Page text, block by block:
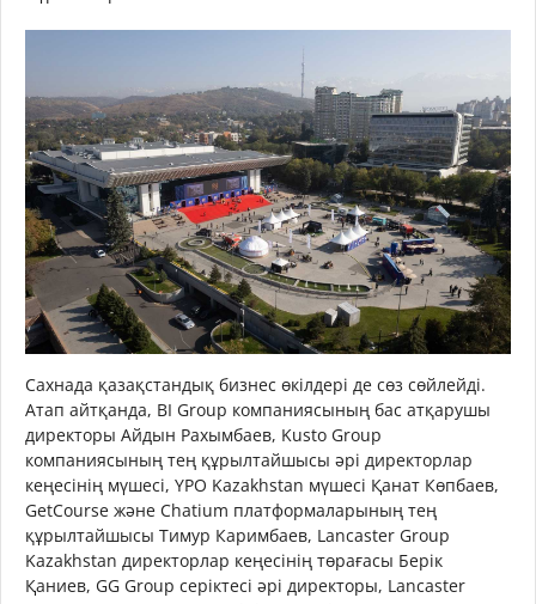
Сахнада қазақстандық бизнес өкілдері де сөз сөйлейді.
Атап айтқанда, BI Group компаниясының бас атқарушы
директоры Айдын Рахымбаев, Kusto Group
компаниясының тең құрылтайшысы әрі директорлар
кеңесінің мүшесі, YPO Kazakhstan мүшесі Қанат Көпбаев,
GetCourse және Chatium платформаларының тең
құрылтайшысы Тимур Каримбаев, Lancaster Group
Kazakhstan директорлар кеңесінің төрағасы Берік
Қаниев, GG Group серіктесі әрі директоры, Lancaster